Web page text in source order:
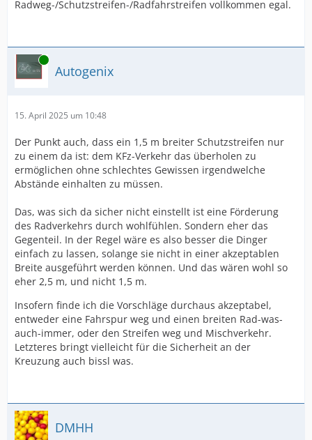
Radweg-/Schutzstreifen-/Radfahrstreifen vollkommen egal.
Online
Autogenix
15. April 2025 um 10:48
Der Punkt auch, dass ein 1,5 m breiter Schutzstreifen nur
zu einem da ist: dem KFz-Verkehr das überholen zu
ermöglichen ohne schlechtes Gewissen irgendwelche
Abstände einhalten zu müssen.
Das, was sich da sicher nicht einstellt ist eine Förderung
des Radverkehrs durch wohlfühlen. Sondern eher das
Gegenteil. In der Regel wäre es also besser die Dinger
einfach zu lassen, solange sie nicht in einer akzeptablen
Breite ausgeführt werden können. Und das wären wohl so
eher 2,5 m, und nicht 1,5 m.
Insofern finde ich die Vorschläge durchaus akzeptabel,
entweder eine Fahrspur weg und einen breiten Rad-was-
auch-immer, oder den Streifen weg und Mischverkehr.
Letzteres bringt vielleicht für die Sicherheit an der
Kreuzung auch bissl was.
DMHH